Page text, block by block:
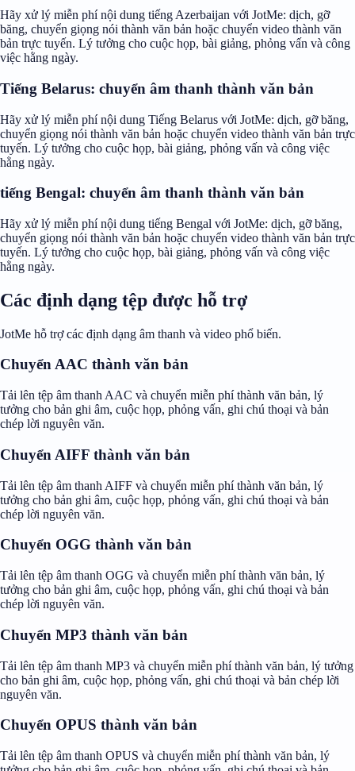
Hãy xử lý miễn phí nội dung tiếng Azerbaijan với JotMe: dịch, gỡ
băng, chuyển giọng nói thành văn bản hoặc chuyển video thành văn
bản trực tuyến. Lý tưởng cho cuộc họp, bài giảng, phỏng vấn và công
việc hằng ngày.
Tiếng Belarus: chuyển âm thanh thành văn bản
Hãy xử lý miễn phí nội dung Tiếng Belarus với JotMe: dịch, gỡ băng,
chuyển giọng nói thành văn bản hoặc chuyển video thành văn bản trực
tuyến. Lý tưởng cho cuộc họp, bài giảng, phỏng vấn và công việc
hằng ngày.
tiếng Bengal: chuyển âm thanh thành văn bản
Hãy xử lý miễn phí nội dung tiếng Bengal với JotMe: dịch, gỡ băng,
chuyển giọng nói thành văn bản hoặc chuyển video thành văn bản trực
tuyến. Lý tưởng cho cuộc họp, bài giảng, phỏng vấn và công việc
hằng ngày.
Các định dạng tệp được hỗ trợ
JotMe hỗ trợ các định dạng âm thanh và video phổ biến.
Chuyển AAC thành văn bản
Tải lên tệp âm thanh AAC và chuyển miễn phí thành văn bản, lý
tưởng cho bản ghi âm, cuộc họp, phỏng vấn, ghi chú thoại và bản
chép lời nguyên văn.
Chuyển AIFF thành văn bản
Tải lên tệp âm thanh AIFF và chuyển miễn phí thành văn bản, lý
tưởng cho bản ghi âm, cuộc họp, phỏng vấn, ghi chú thoại và bản
chép lời nguyên văn.
Chuyển OGG thành văn bản
Tải lên tệp âm thanh OGG và chuyển miễn phí thành văn bản, lý
tưởng cho bản ghi âm, cuộc họp, phỏng vấn, ghi chú thoại và bản
chép lời nguyên văn.
Chuyển MP3 thành văn bản
Tải lên tệp âm thanh MP3 và chuyển miễn phí thành văn bản, lý tưởng
cho bản ghi âm, cuộc họp, phỏng vấn, ghi chú thoại và bản chép lời
nguyên văn.
Chuyển OPUS thành văn bản
Tải lên tệp âm thanh OPUS và chuyển miễn phí thành văn bản, lý